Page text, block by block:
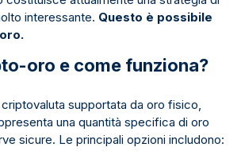
interessante. Questo è possibile
oro e come funziona?
supportata da oro fisico,
una quantità specifica di oro
sicure. Le principali opzioni includono: